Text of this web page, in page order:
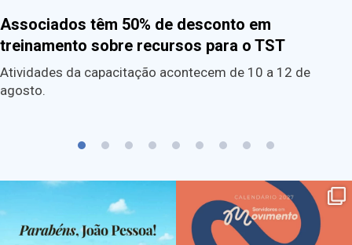
Associados têm 50% de desconto em
treinamento sobre recursos para o TST
Atividades da capacitação acontecem de 10 a 12 de
agosto.